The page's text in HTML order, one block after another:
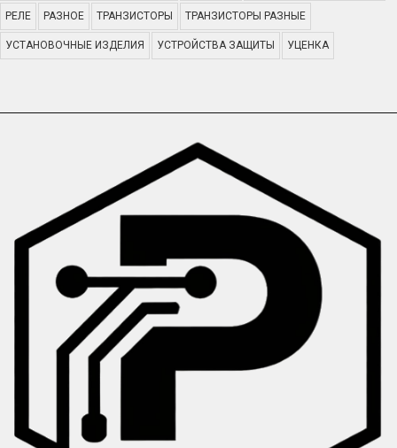
РЕЛЕ РАЗНОЕ ТРАНЗИСТОРЫ ТРАНЗИСТОРЫ РАЗНЫЕ
УСТАНОВОЧНЫЕ ИЗДЕЛИЯ УСТРОЙСТВА ЗАЩИТЫ УЦЕНКА